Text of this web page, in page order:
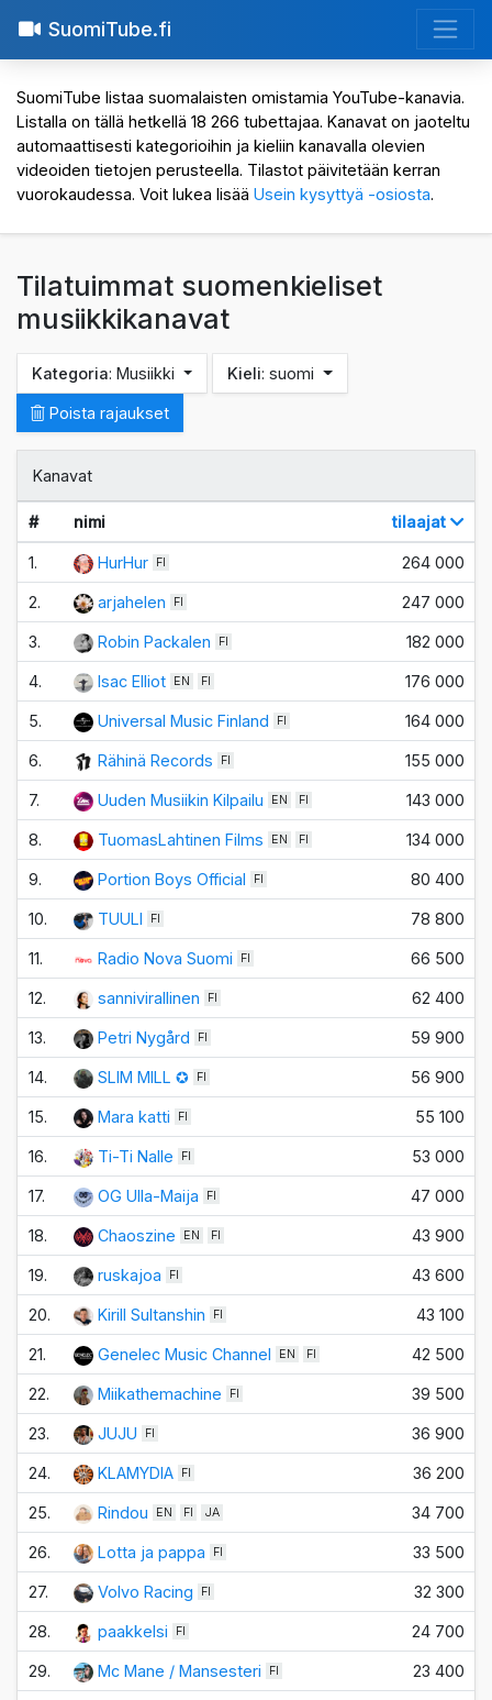
SuomiTube.fi
SuomiTube listaa suomalaisten omistamia YouTube-kanavia.
Listalla on tällä hetkellä 18 266 tubettajaa. Kanavat on jaoteltu
automaattisesti kategorioihin ja kieliin kanavalla olevien
videoiden tietojen perusteella. Tilastot päivitetään kerran
vuorokaudessa. Voit lukea lisää Usein kysyttyä -osiosta.
Tilatuimmat suomenkieliset
musiikkikanavat
Kategoria: Musiikki Kieli: suomi
Poista rajaukset
Kanavat
# nimi tilaajat
1. HurHur FI 264 000
2. arjahelen FI 247 000
3. Robin Packalen FI 182 000
4. Isac Elliot EN FI 176 000
5. Universal Music Finland FI 164 000
6. Rähinä Records FI 155 000
7. Uuden Musiikin Kilpailu EN FI 143 000
8. TuomasLahtinen Films EN FI 134 000
9. Portion Boys Official FI 80 400
10. TUULI FI 78 800
11. Radio Nova Suomi FI 66 500
12. sannivirallinen FI 62 400
13. Petri Nygård FI 59 900
14. SLIM MILL ✪ FI 56 900
15. Mara katti FI 55 100
16. Ti-Ti Nalle FI 53 000
17. OG Ulla-Maija FI 47 000
18. Chaoszine EN FI 43 900
19. ruskajoa FI 43 600
20. Kirill Sultanshin FI 43 100
21. Genelec Music Channel EN FI 42 500
22. Miikathemachine FI 39 500
23. JUJU FI 36 900
24. KLAMYDIA FI 36 200
25. Rindou EN FI JA 34 700
26. Lotta ja pappa FI 33 500
27. Volvo Racing FI 32 300
28. paakkelsi FI 24 700
29. Mc Mane / Mansesteri FI 23 400